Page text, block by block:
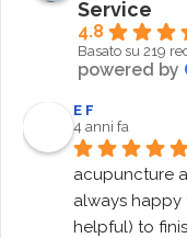
Service
4.8
Basato su 219
powered by
E F
4 anni fa
acupuncture
always happy
helpful) to